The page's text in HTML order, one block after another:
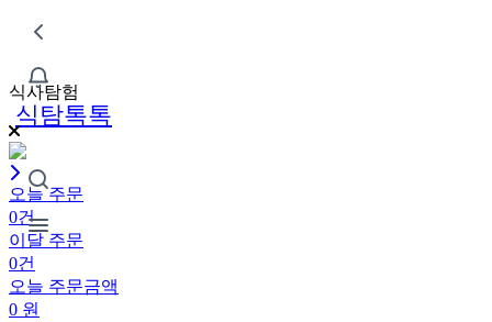
식탐톡톡
식사탐험
오늘 주문
0건
이달 주문
0건
오늘 주문금액
0 원